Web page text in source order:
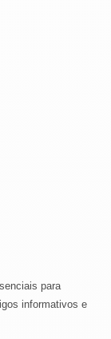
para
informativos e